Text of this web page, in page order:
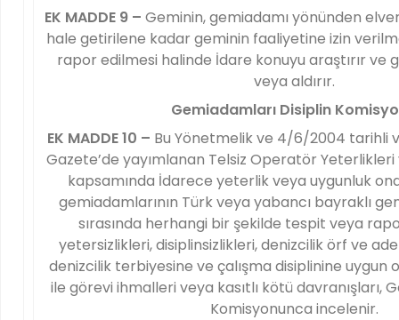
EK MADDE 9 – Geminin, gemiadamı yönünden
hale getirilene kadar geminin faaliyetine izin
rapor edilmesi halinde İdare konuyu araştırır ve
veya aldırır.
Gemiadamları Disiplin
EK MADDE 10 – Bu Yönetmelik ve 4/6/2004 tarihli
Gazete’de yayımlanan Telsiz Operatör Yeterlikleri
kapsamında İdarece yeterlik veya uygunluk
gemiadamlarının Türk veya yabancı bayraklı
sırasında herhangi bir şekilde tespit veya
yetersizlikleri, disiplinsizlikleri, denizcilik örf ve
denizcilik terbiyesine ve çalışma disiplinine uygun
ile görevi ihmalleri veya kasıtlı kötü davranışları,
Komisyonunca incelenir.